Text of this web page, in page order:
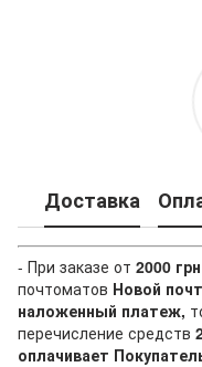
Доставка
- При заказе от 2000 грн
почтоматов Новой
наложенный платеж,
перечисление средств
оплачивает